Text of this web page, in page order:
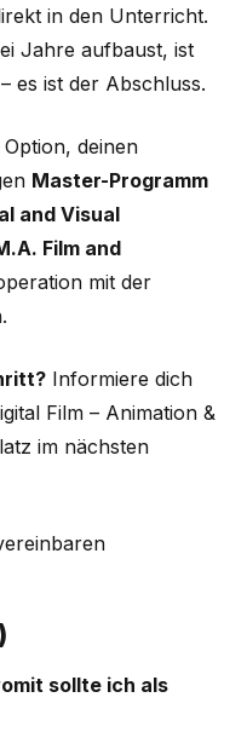
in den Unterricht.
Jahre aufbaust, ist
es ist der Abschluss.
deinen
Master-Programm
and Visual
Film and
mit der
Informiere dich
Film – Animation &
im nächsten
sollte ich als